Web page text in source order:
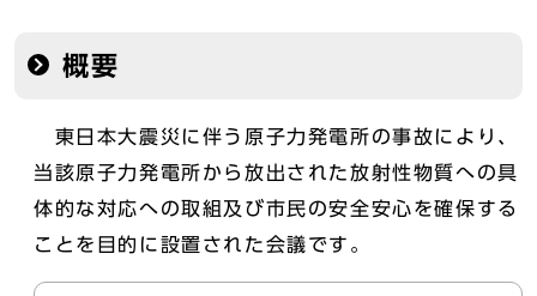
概要
東日本大震災に伴う原子力発電所の事故により、
当該原子力発電所から放出された放射性物質への具
体的な対応への取組及び市民の安全安心を確保する
ことを目的に設置された会議です。